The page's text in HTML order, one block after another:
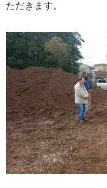
ただきます。